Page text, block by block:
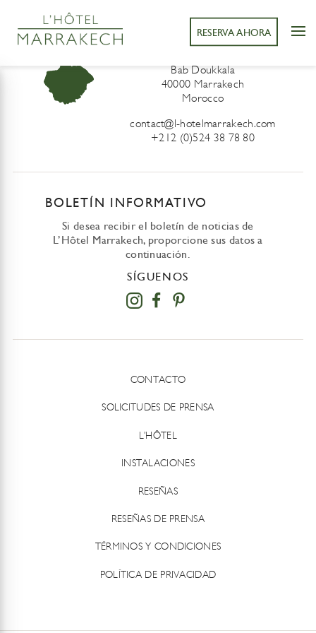
RESERVA AHORA
L’Hôtel Marrakech
Bab Doukkala
40000 Marrakech
Morocco
contact@l-hotelmarrakech.com
+212 (0)524 38 78 80
BOLETÍN INFORMATIVO
Si desea recibir el boletín de noticias de
L’Hôtel Marrakech, proporcione sus datos a
continuación.
SÍGUENOS
CONTACTO
SOLICITUDES DE PRENSA
L’HÔTEL
INSTALACIONES
RESEÑAS
RESEÑAS DE PRENSA
TÉRMINOS Y CONDICIONES
POLÍTICA DE PRIVACIDAD